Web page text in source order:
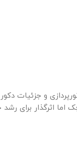
و جزئیات
اما اثرگذار برای